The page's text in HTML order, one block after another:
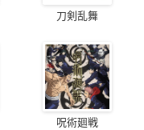
刀剣乱舞
呪術廻戦